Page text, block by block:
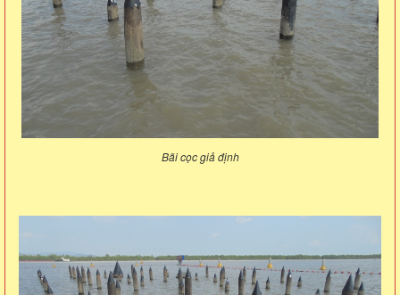
Bãi cọc giả định